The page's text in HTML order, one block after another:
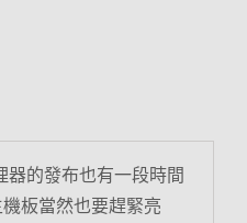
器的發布也有一段時間
板當然也要趕緊亮